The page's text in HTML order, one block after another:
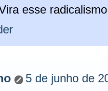
esse
5 de junho de